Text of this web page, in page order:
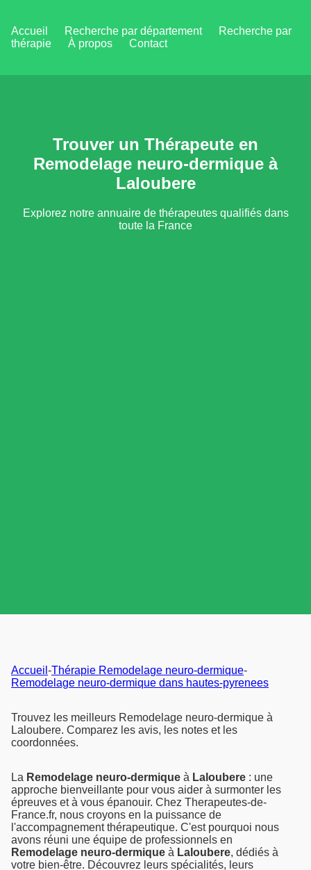
Accueil Recherche par département
Recherche par
thérapie
À propos Contact
Trouver un Thérapeute en
Remodelage neuro-dermique à
Laloubere
Explorez notre annuaire de thérapeutes qualifiés dans
toute la France
Accueil -Thérapie Remodelage neuro-dermique-
Remodelage neuro-dermique dans hautes-pyrenees
Trouvez les meilleurs Remodelage neuro-dermique à
Laloubere. Comparez les avis, les notes et les
coordonnées.
La Remodelage neuro-dermique à Laloubere : une
approche bienveillante pour vous aider à surmonter les
épreuves et à vous épanouir. Chez Therapeutes-de-
France.fr, nous croyons en la puissance de
l'accompagnement thérapeutique. C'est pourquoi nous
avons réuni une équipe de professionnels en
Remodelage neuro-dermique à Laloubere, dédiés à
votre bien-être. Découvrez leurs spécialités, leurs